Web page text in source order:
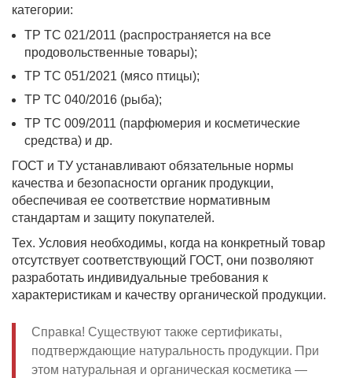
категории:
ТР ТС 021/2011 (распространяется на все
продовольственные товары);
ТР ТС 051/2021 (мясо птицы);
ТР ТС 040/2016 (рыба);
ТР ТС 009/2011 (парфюмерия и косметические
средства) и др.
ГОСТ и ТУ устанавливают обязательные нормы
качества и безопасности органик продукции,
обеспечивая ее соответствие нормативным
стандартам и защиту покупателей.
Тех. Условия необходимы, когда на конкретный товар
отсутствует соответствующий ГОСТ, они позволяют
разработать индивидуальные требования к
характеристикам и качеству органической продукции.
Справка! Существуют также сертификаты,
подтверждающие натуральность продукции. При
этом натуральная и органическая косметика —